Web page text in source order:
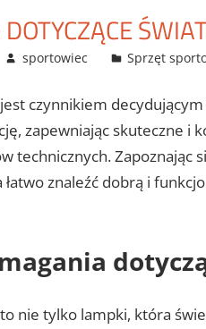
sportowiec Sprzęt
czynnikiem
zapewniając skuteczne
technicznych. Zapoznając
znaleźć dobrą i
nie tylko lampki, która